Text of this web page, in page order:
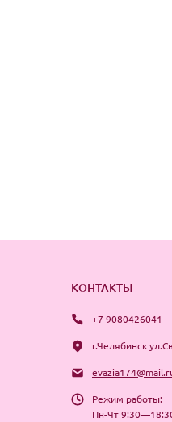
КОНТАКТЫ
+7 9080426041
г.Челябинск
Режим работы:
Пн-Чт